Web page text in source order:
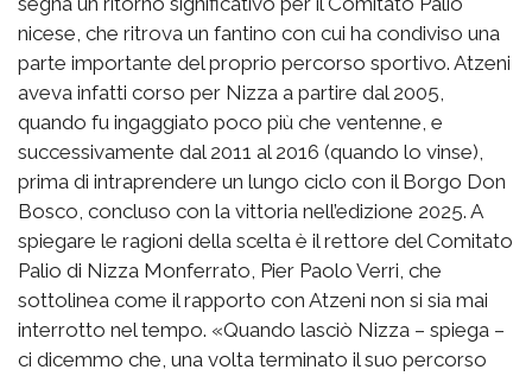
nicese, che ritrova un fantino con cui ha condiviso una
parte importante del proprio percorso sportivo. Atzeni
aveva infatti corso per Nizza a partire dal 2005,
quando fu ingaggiato poco più che ventenne, e
successivamente dal 2011 al 2016 (quando lo vinse),
prima di intraprendere un lungo ciclo con il Borgo Don
Bosco, concluso con la vittoria nell’edizione 2025. A
spiegare le ragioni della scelta è il rettore del Comitato
Palio di Nizza Monferrato, Pier Paolo Verri, che
sottolinea come il rapporto con Atzeni non si sia mai
interrotto nel tempo. «Quando lasciò Nizza – spiega –
ci dicemmo che, una volta terminato il suo percorso